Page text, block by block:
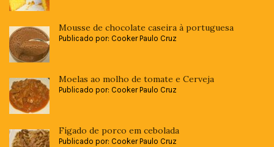
Mousse de chocolate caseira à portuguesa
Publicado por: Cooker Paulo Cruz
Moelas ao molho de tomate e Cerveja
Publicado por: Cooker Paulo Cruz
Fígado de porco em cebolada
Publicado por: Cooker Paulo Cruz